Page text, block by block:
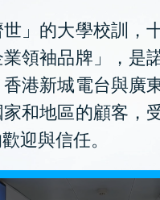
」的大學校訓，
領袖品牌」，是
港新城電台與廣
和地區的顧客，
迎與信任。